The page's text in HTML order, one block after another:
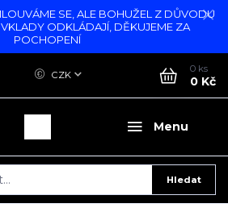
SE, ALE BOHUŽEL Z DŮVODU
ODKLÁDAJÍ, DĚKUJEME ZA
POCHOPENÍ
Menu
CZK
Hledat
0 ks
0 Kč